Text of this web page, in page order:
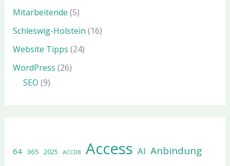
Mitarbeitende (5)
Schleswig-Holstein (16)
Website Tipps (24)
WordPress (26)
SEO (9)
64 365 2025 ACCDB Access AI Anbindung